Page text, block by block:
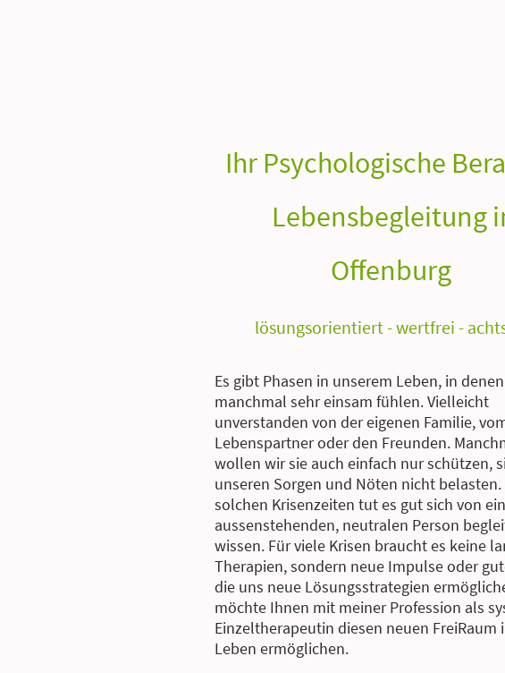
Ihr Psychologische
Lebensbegleitung
Offenburg
lösungsorientiert - wertfrei -
Es gibt Phasen in unserem Leben, in
manchmal sehr einsam fühlen. Vielleicht
unverstanden von der eigenen Familie,
Lebenspartner oder den Freunden.
wollen wir sie auch einfach nur schützen,
unseren Sorgen und Nöten nicht belasten.
solchen Krisenzeiten tut es gut sich von
aussenstehenden, neutralen Person
wissen. Für viele Krisen braucht es keine
Therapien, sondern neue Impulse oder
die uns neue Lösungsstrategien
möchte Ihnen mit meiner Profession als
Einzeltherapeutin diesen neuen FreiRaum
Leben ermöglichen.